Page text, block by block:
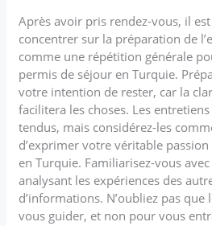
Après avoir pris rendez-vous, il
concentrer sur la préparation de
comme une répétition générale
permis de séjour en Turquie.
votre intention de rester, car la
facilitera les choses. Les
tendus, mais considérez-les
d’exprimer votre véritable
en Turquie. Familiarisez-vous
analysant les expériences des
d’informations. N’oubliez pas
vous guider, et non pour vous